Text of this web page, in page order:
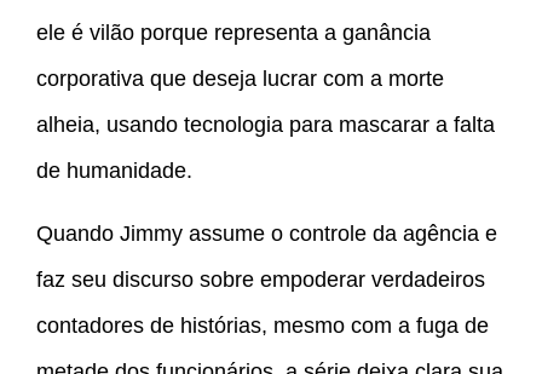
ele é vilão porque representa a ganância
corporativa que deseja lucrar com a morte
alheia, usando tecnologia para mascarar a falta
de humanidade.
Quando Jimmy assume o controle da agência e
faz seu discurso sobre empoderar verdadeiros
contadores de histórias, mesmo com a fuga de